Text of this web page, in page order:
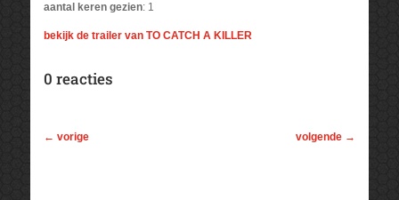
aantal keren gezien: 1
bekijk de trailer van TO CATCH A KILLER
0 reacties
← vorige volgende →